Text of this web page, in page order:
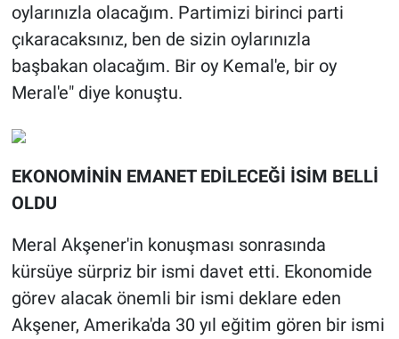
oylarınızla olacağım. Partimizi birinci parti
çıkaracaksınız, ben de sizin oylarınızla
başbakan olacağım. Bir oy Kemal'e, bir oy
Meral'e" diye konuştu.
EKONOMİNİN EMANET EDİLECEĞİ İSİM BELLİ
OLDU
Meral Akşener'in konuşması sonrasında
kürsüye sürpriz bir ismi davet etti. Ekonomide
görev alacak önemli bir ismi deklare eden
Akşener, Amerika'da 30 yıl eğitim gören bir ismi